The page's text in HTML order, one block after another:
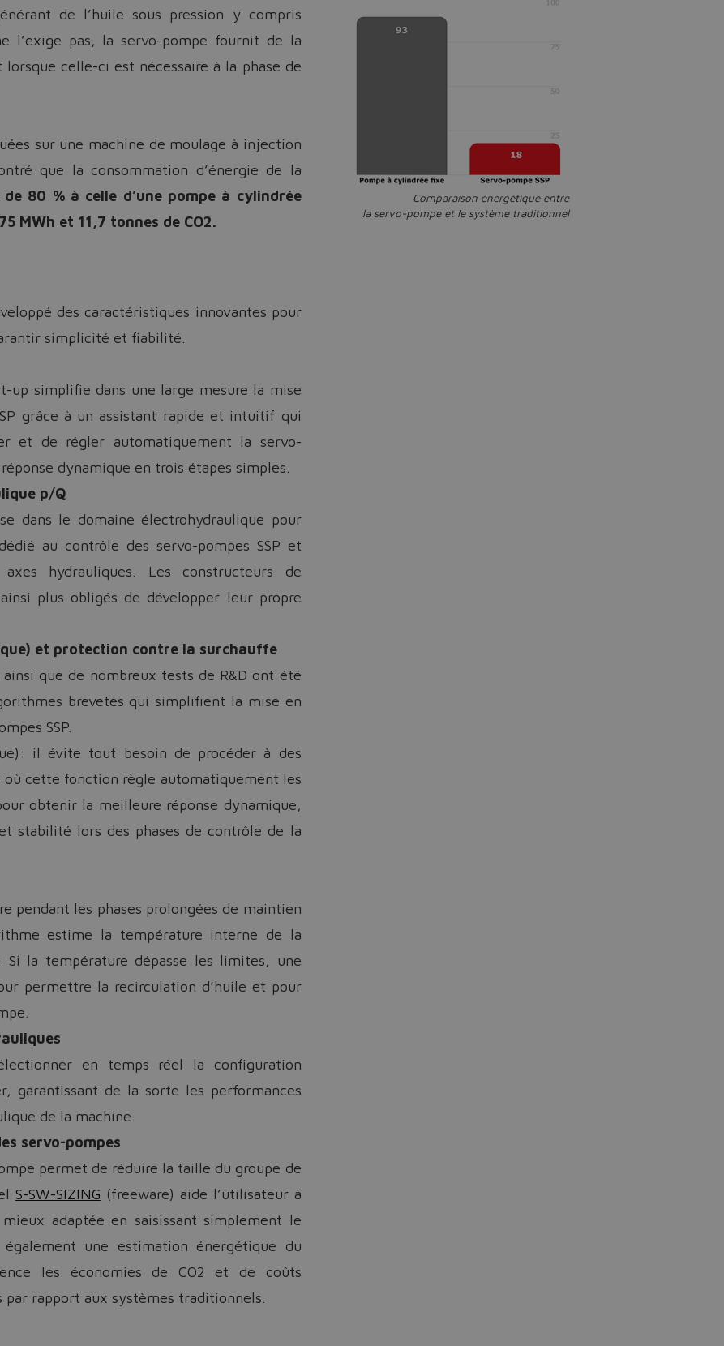
Do you want to leave the configurator?
The running selection will be lost.
de l’huile sous pression y compris
l’exige pas, la servo-pompe fournit de la
celle-ci est nécessaire à la phase de
sur une machine de moulage à injection
que la consommation d’énergie de la
80 % à celle d’une pompe à cylindrée
75 MWh et 11,7 tonnes de CO2.
Comparaison énergétique entre
la servo-pompe et le système traditionnel
des caractéristiques innovantes pour
simplicité et fiabilité.
up simplifie dans une large mesure la mise
grâce à un assistant rapide et intuitif qui
et de régler automatiquement la servo-
dynamique en trois étapes simples.
p/Q
dans le domaine électrohydraulique pour
au contrôle des servo-pompes SSP et
hydrauliques. Les constructeurs de
plus obligés de développer leur propre
et protection contre la surchauffe
que de nombreux tests de R&D ont été
brevetés qui simplifient la mise en
SSP.
il évite tout besoin de procéder à des
où cette fonction règle automatiquement les
obtenir la meilleure réponse dynamique,
stabilité lors des phases de contrôle de la
pendant les phases prolongées de maintien
estime la température interne de la
Si la température dépasse les limites, une
permettre la recirculation d’huile et pour
en temps réel la configuration
garantissant de la sorte les performances
de la machine.
servo-pompes
permet de réduire la taille du groupe de
S-SW-SIZING (freeware) aide l’utilisateur à
adaptée en saisissant simplement le
une estimation énergétique du
les économies de CO2 et de coûts
rapport aux systèmes traditionnels.